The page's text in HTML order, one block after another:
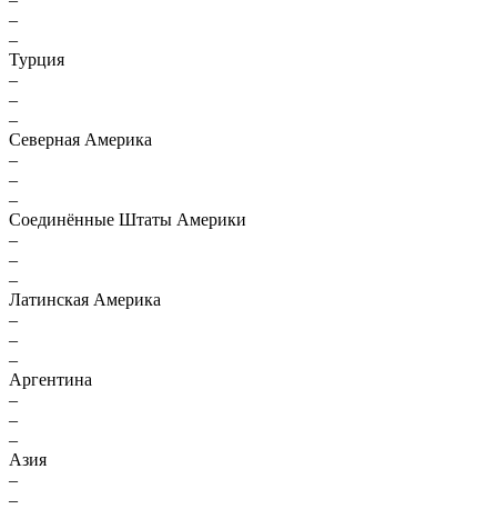
–
–
Турция
–
–
–
Северная Америка
–
–
–
Соединённые Штаты Америки
–
–
–
Латинская Америка
–
–
–
Аргентина
–
–
–
Азия
–
–